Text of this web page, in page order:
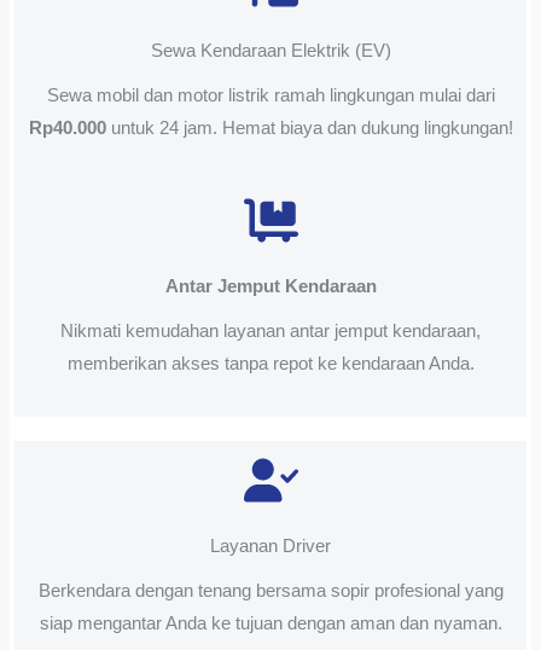
Sewa Kendaraan Elektrik (EV)
Sewa mobil dan motor listrik ramah lingkungan mulai dari
Rp40.000untuk 24 jam. Hemat biaya dan dukung lingkungan!
Antar Jemput Kendaraan
Nikmati kemudahan layanan antar jemput kendaraan,
memberikan akses tanpa repot ke kendaraan Anda.
Layanan Driver
Berkendara dengan tenang bersama sopir profesional yang
siap mengantar Anda ke tujuan dengan aman dan nyaman.